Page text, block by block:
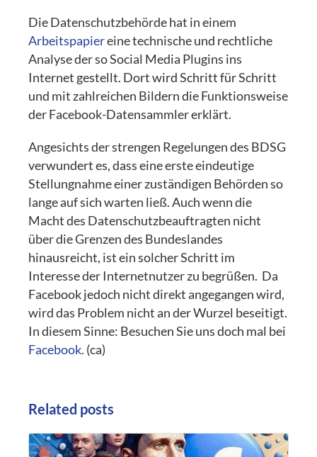
Die Datenschutzbehörde hat in einem
Arbeitspapiereine technische und rechtliche
Analyse der so Social Media Plugins ins
Internet gestellt. Dort wird Schritt für Schritt
und mit zahlreichen Bildern die Funktionsweise
der Facebook-Datensammler erklärt.
Angesichts der strengen Regelungen des BDSG
verwundert es, dass eine erste eindeutige
Stellungnahme einer zuständigen Behörden so
lange auf sich warten ließ. Auch wenn die
Macht des Datenschutzbeauftragten nicht
über die Grenzen des Bundeslandes
hinausreicht, ist ein solcher Schritt im
Interesse der Internetnutzer zu begrüßen. Da
Facebook jedoch nicht direkt angegangen wird,
wird das Problem nicht an der Wurzel beseitigt.
In diesem Sinne: Besuchen Sie uns doch mal bei
Facebook. (ca)
Related posts